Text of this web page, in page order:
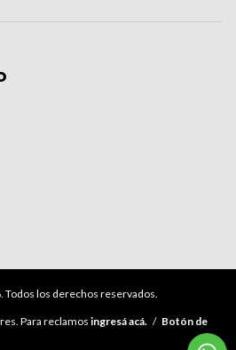
Todos los derechos reservados.
Para reclamos ingresá acá. / Botón de